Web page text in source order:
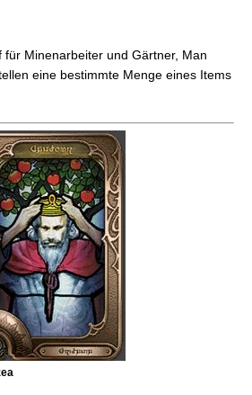
für Minenarbeiter und Gärtner, Man
eine bestimmte Menge eines Items